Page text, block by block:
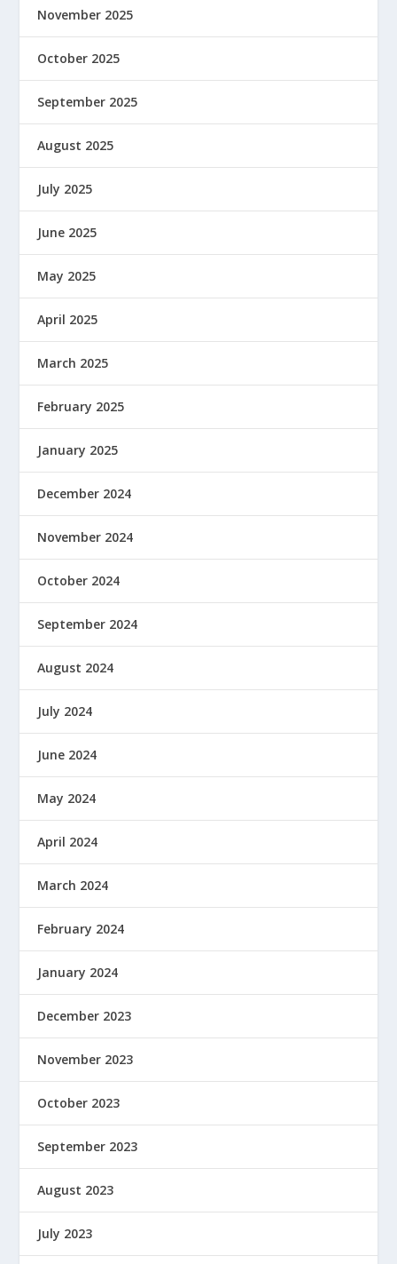
November 2025
October 2025
September 2025
August 2025
July 2025
June 2025
May 2025
April 2025
March 2025
February 2025
January 2025
December 2024
November 2024
October 2024
September 2024
August 2024
July 2024
June 2024
May 2024
April 2024
March 2024
February 2024
January 2024
December 2023
November 2023
October 2023
September 2023
August 2023
July 2023